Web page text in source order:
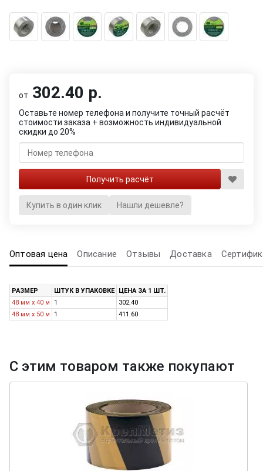
от 302.40 р.
Оставьте номер телефона и получите точный расчёт
стоимости заказа + возможность индивидуальной
скидки до 20%
Купить в один клик Нашли дешевле?
Оптовая цена Описание Отзывы Доставка
РАЗМЕР ШТУК В УПАКОВКЕ
ЦЕНА ЗА 1 ШТ.
48 мм х 40 м
1
302.40
48 мм х 50 м
1 411.60
С этим товаром также покупают